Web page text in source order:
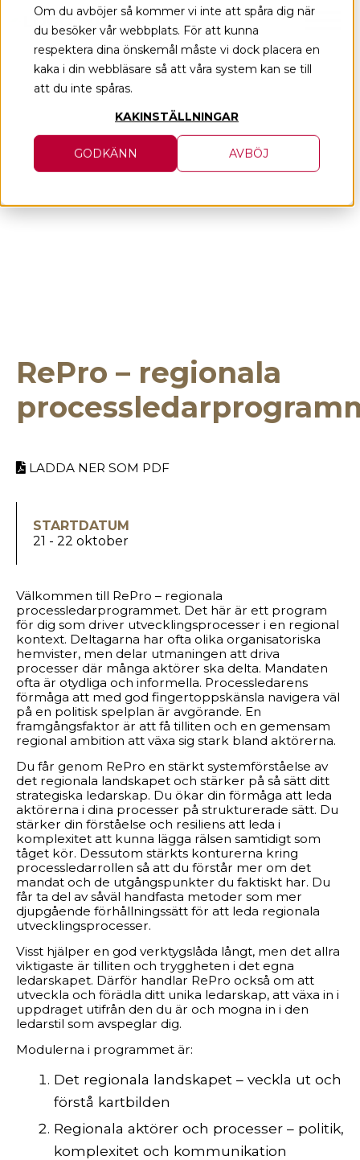
Om du avböjer så kommer vi inte att spåra dig när
du besöker vår webbplats. För att kunna
respektera dina önskemål måste vi dock placera en
kaka i din webbläsare så att våra system kan se till
att du inte spåras.
KAKINSTÄLLNINGAR
GODKÄNN AVBÖJ
content
RePro – regionala
LADDA NER SOM PDF
STARTDATUM
21 - 22 oktober
Välkommen till RePro – regionala
processledarprogrammet. Det här är ett program
för dig som driver utvecklingsprocesser i en regional
kontext. Deltagarna har ofta olika organisatoriska
hemvister, men delar utmaningen att driva
processer där många aktörer ska delta. Mandaten
ofta är otydliga och informella. Processledarens
förmåga att med god fingertoppskänsla navigera väl
på en politisk spelplan är avgörande. En
framgångsfaktor är att få tilliten och en gemensam
regional ambition att växa sig stark bland aktörerna.
Du får genom RePro en stärkt systemförståelse av
det regionala landskapet och stärker på så sätt ditt
strategiska ledarskap. Du ökar din förmåga att leda
aktörerna i dina processer på strukturerade sätt. Du
stärker din förståelse och resiliens att leda i
komplexitet att kunna lägga rälsen samtidigt som
tåget kör. Dessutom stärkts konturerna kring
processledarrollen så att du förstår mer om det
mandat och de utgångspunkter du faktiskt har. Du
får ta del av såväl handfasta metoder som mer
djupgående förhållningssätt för att leda regionala
utvecklingsprocesser.
Visst hjälper en god verktygslåda långt, men det allra
viktigaste är tilliten och tryggheten i det egna
ledarskapet. Därför handlar RePro också om att
utveckla och förädla ditt unika ledarskap, att växa in i
uppdraget utifrån den du är och mogna in i den
ledarstil som avspeglar dig.
Modulerna i programmet är:
Det regionala landskapet – veckla ut och
förstå kartbilden
Regionala aktörer och processer – politik,
komplexitet och kommunikation